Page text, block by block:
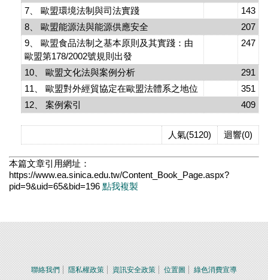
7、 歐盟環境法制與司法實踐
143
8、 歐盟能源法與能源供應安全
207
9、 歐盟食品法制之基本原則及其實踐：由
歐盟第178/2002號規則出發
247
10、 歐盟文化法與案例分析
291
11、 歐盟對外經貿協定在歐盟法體系之地位
351
12、 案例索引
409
迴響(0)
人氣(5120)
本篇文章引用網址：
https://www.ea.sinica.edu.tw/Content_Book_Page.aspx?
pid=9&uid=65&bid=196 點我複製
聯絡我們 隱私權政策 資訊安全政策 位置圖 綠色消費宣導